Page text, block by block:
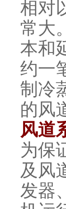
相对
常大
本和
约一
制冷
的风
风道
为保
及风
发器